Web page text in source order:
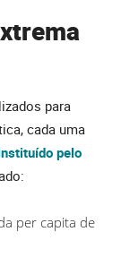
para
cada uma
pelo
per capita de